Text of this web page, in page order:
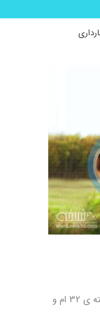
روز دویست و بیست و هفتم بارداری – الان هفته ی 32 ام و